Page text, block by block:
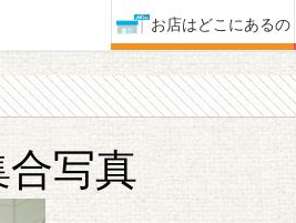
お店はどこにあるの
写真